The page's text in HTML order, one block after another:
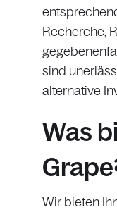
Recherche,
sind
alternative
Was
Wir bieten